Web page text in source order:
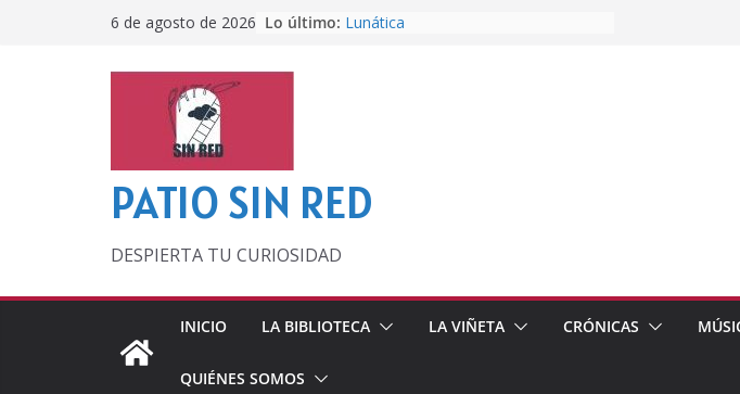
6 de agosto de 2026 Lo último: Lunática
PATIO SIN RED
DESPIERTA TU CURIOSIDAD
INICIO LA BIBLIOTECA LA VIÑETA CRÓNICAS
QUIÉNES SOMOS